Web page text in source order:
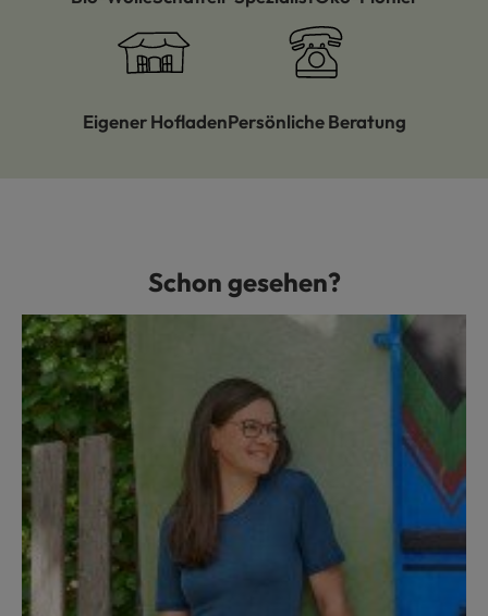
Eigener HofladenPersönliche Beratung
Produktgalerie überspringenSchon gesehen?